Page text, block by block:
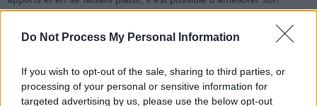
Do Not Process My Personal Information
If you wish to opt-out of the sale, sharing to third parties, or
processing of your personal or sensitive information for
targeted advertising by us, please use the below opt-out